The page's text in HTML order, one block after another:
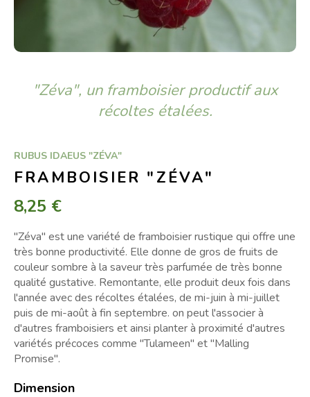
"Zéva", un framboisier productif aux
récoltes étalées.
RUBUS IDAEUS "ZÉVA"
FRAMBOISIER "ZÉVA"
8,25 €
"Zéva" est une variété de framboisier rustique qui offre une
très bonne productivité. Elle donne de gros de fruits de
couleur sombre à la saveur très parfumée de très bonne
qualité gustative. Remontante, elle produit deux fois dans
l'année avec des récoltes étalées, de mi-juin à mi-juillet
puis de mi-août à fin septembre. on peut l'associer à
d'autres framboisiers et ainsi planter à proximité d'autres
variétés précoces comme "Tulameen" et "Malling
Promise".
Dimension